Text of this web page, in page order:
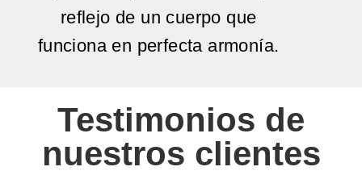
reflejo de un cuerpo que
funciona en perfecta armonía.
Testimonios de
nuestros clientes